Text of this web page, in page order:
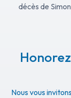
décès de
Nous vous